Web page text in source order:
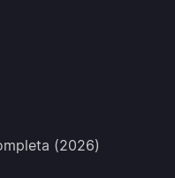
(2026)